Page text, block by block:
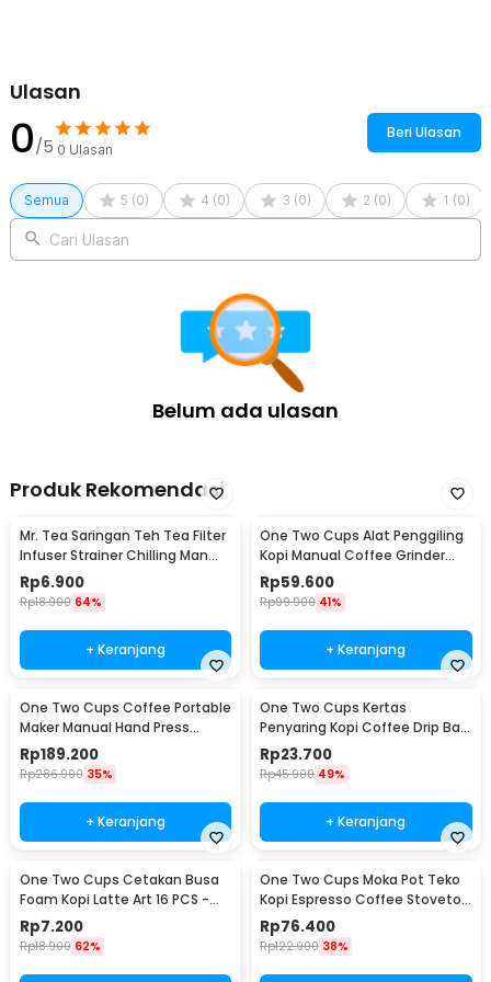
Ulasan
0/5 0 Ulasan
Beri Ulasan
Semua 5 (0) 4 (0) 3 (0) 2 (0) 1 (0)
Cari Ulasan
Belum ada ulasan
Produk Rekomendasi
Mr. Tea Saringan Teh Tea Filter
Infuser Strainer Chilling Man
Silicon - MR03
Rp6.900
Rp18.900 64%
+ Keranjang
One Two Cups Alat Penggiling
Kopi Manual Coffee Grinder
Portable - WFCG9800
Rp59.600
Rp99.900 41%
+ Keranjang
One Two Cups Coffee Portable
Maker Manual Hand Press
Espresso 300ml - T35066
Rp189.200
Rp286.900 35%
+ Keranjang
One Two Cups Kertas
Penyaring Kopi Coffee Drip Bag
Paper Filter 50PCS - T111
Rp23.700
Rp45.900 49%
+ Keranjang
One Two Cups Cetakan Busa
Foam Kopi Latte Art 16 PCS -
JJYE01
Rp7.200
Rp18.900 62%
One Two Cups Moka Pot Teko
Kopi Espresso Coffee Stovetop
6 Cup 300ml - Z20
Rp76.400
Rp122.900 38%